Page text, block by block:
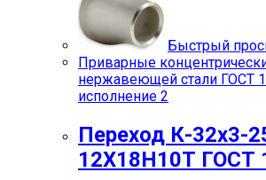
Быстрый
Приварные
нержавеющей стали ГОСТ
исполнение 2
Переход К-32х3-
12Х18Н10Т ГОСТ